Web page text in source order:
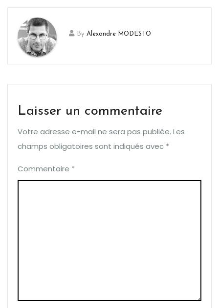
By Alexandre MODESTO
Laisser un commentaire
Votre adresse e-mail ne sera pas publiée. Les
champs obligatoires sont indiqués avec *
Commentaire *